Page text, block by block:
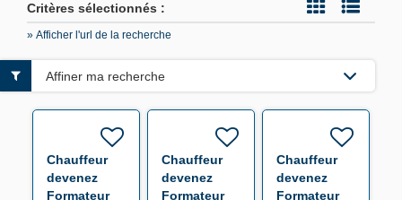
Critères sélectionnés :
» Afficher l'url de la recherche
Chauffeur
devenez
Formateur
Chauffeur
devenez
Formateur
Chauffeur
devenez
Formateur
Affiner ma recherche